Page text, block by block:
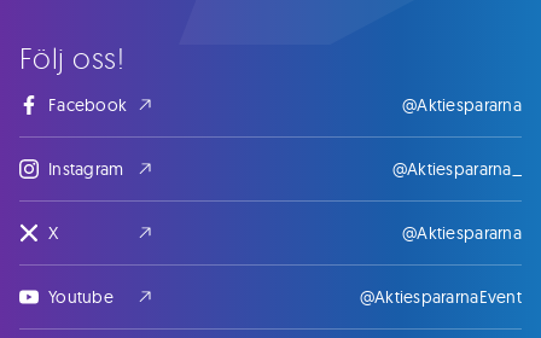
Följ oss!
Facebook @Aktiespararna
Instagram @Aktiespararna_
X @Aktiespararna
Youtube @AktiespararnaEvent